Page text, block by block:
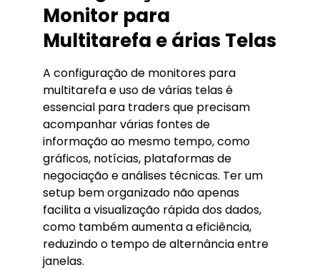
Monitor para
Multitarefa e árias Telas
A configuração de monitores para
multitarefa e uso de várias telas é
essencial para traders que precisam
acompanhar várias fontes de
informação ao mesmo tempo, como
gráficos, notícias, plataformas de
negociação e análises técnicas. Ter um
setup bem organizado não apenas
facilita a visualização rápida dos dados,
como também aumenta a eficiência,
reduzindo o tempo de alternância entre
janelas.